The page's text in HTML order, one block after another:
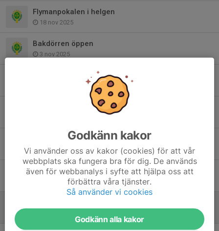
Flymanpokalen i helgen
18 nov 2025
Bakdörren öppen
3 nov 2025
Ingen träning kommande två helger
Ingen tränare på plats nu på söndag
Välkomna på söndag
5 sep 2025
30 apr 2025
Godkänn kakor
Vi använder oss av kakor (cookies) för att vår
webbplats ska fungera bra för dig. De används
även för webbanalys i syfte att hjälpa oss att
förbättra våra tjänster.
Så använder vi cookies
Godkänn alla kakor